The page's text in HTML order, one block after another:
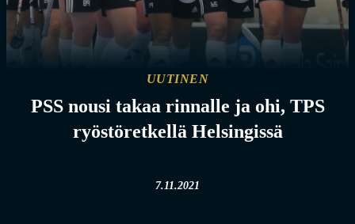
UUTINEN
PSS nousi takaa rinnalle ja ohi, TPS
ryöstöretkellä Helsingissä
7.11.2021